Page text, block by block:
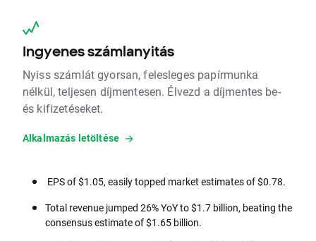
Ingyenes számlanyitás
Nyiss számlát gyorsan, felesleges papírmunka
nélkül, teljesen díjmentesen. Élvezd a díjmentes be-
és kifizetéseket.
Alkalmazás letöltése
EPS of $1.05, easily topped market estimates of $0.78.
Total revenue jumped 26% YoY to $1.7 billion, beating the
consensus estimate of $1.65 billion.